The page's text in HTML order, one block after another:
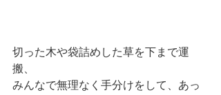
切った木や袋詰めした草を下まで運
搬、
みんなで無理なく手分けをして、あっ